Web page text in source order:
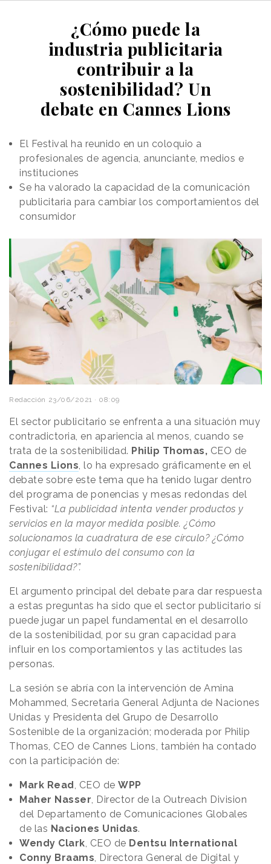
¿Cómo puede la
industria publicitaria
contribuir a la
sostenibilidad? Un
debate en Cannes Lions
El Festival ha reunido en un coloquio a
profesionales de agencia, anunciante, medios e
instituciones
Se ha valorado la capacidad de la comunicación
publicitaria para cambiar los comportamientos del
consumidor
Redacción 23/06/2021 · 08:09
El sector publicitario se enfrenta a una situación muy
contradictoria, en apariencia al menos, cuando se
trata de la sostenibilidad. Philip Thomas, CEO de
Cannes Lions , lo ha expresado gráficamente en el
debate sobre este tema que ha tenido lugar dentro
del programa de ponencias y mesas redondas del
Festival: “La publicidad intenta vender productos y
servicios en la mayor medida posible. ¿Cómo
solucionamos la cuadratura de ese círculo? ¿Cómo
conjugar el estímulo del consumo con la
sostenibilidad?”.
El argumento principal del debate para dar respuesta
a estas preguntas ha sido que el sector publicitario sí
puede jugar un papel fundamental en el desarrollo
de la sostenibilidad, por su gran capacidad para
influir en los comportamientos y las actitudes las
personas.
La sesión se abría con la intervención de Amina
Mohammed, Secretaria General Adjunta de Naciones
Unidas y Presidenta del Grupo de Desarrollo
Sostenible de la organización; moderada por Philip
Thomas, CEO de Cannes Lions, también ha contado
con la participación de:
Mark Read , CEO de WPP
Maher Nasser , Director de la Outreach Division
del Departamento de Comunicaciones Globales
de las Naciones Unidas.
Wendy Clark , CEO de Dentsu International
Conny Braams , Directora General de Digital y